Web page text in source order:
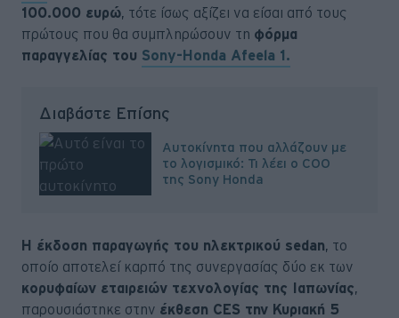
100.000 ευρώ, τότε ίσως αξίζει να είσαι από τους
πρώτους που θα συμπληρώσουν τη φόρμα
παραγγελίας του Sony-Honda Afeela 1.
Διαβάστε Επίσης
Αυτοκίνητα που αλλάζουν με
το λογισμικό: Τι λέει ο COO
της Sony Honda
Η έκδοση παραγωγής του ηλεκτρικού sedan , το
οποίο αποτελεί καρπό της συνεργασίας δύο εκ των
κορυφαίων εταιρειών τεχνολογίας της Ιαπωνίας
παρουσιάστηκε στην έκθεση CES την Κυριακή 5